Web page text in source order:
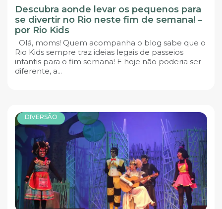
Descubra aonde levar os pequenos para
se divertir no Rio neste fim de semana! –
por Rio Kids
Olá, moms! Quem acompanha o blog sabe que o
Rio Kids sempre traz ideias legais de passeios
infantis para o fim semana! E hoje não poderia ser
diferente, a...
DIVERSÃO